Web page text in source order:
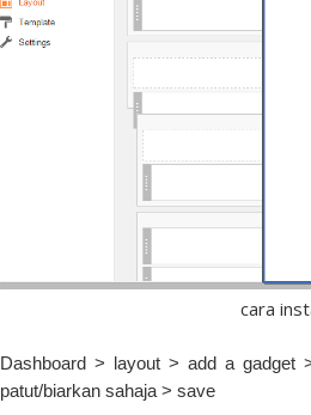
cara
Dashboard > layout > add a gadget
patut/biarkan sahaja > save